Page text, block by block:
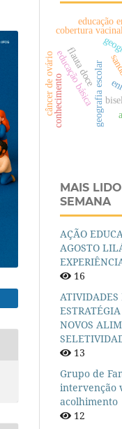
geografia escolar
cobertura
educação
educação básica bisel
flauta doce
câncer de ovárioconhecimento
MAIS
SEMANA
AÇÃO
AGOSTO
16
ATIVIDADES
NOVOS
13
Grupo de
intervenção
acolhimento
12